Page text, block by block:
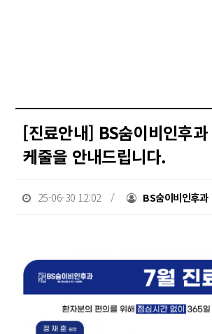
[진료안내] BS숨이비인후
케줄을 안내드립니다.
25-06-30 12:02 / BS숨이비인후과